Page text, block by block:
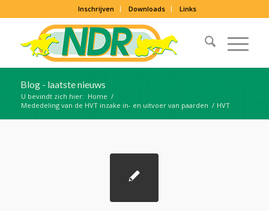
Inschrijven Downloads Links
Blog - laatste nieuws
U bevindt zich hier: Home /
Mededeling van de HVT inzake in- en uitvoer van paarden / HVT